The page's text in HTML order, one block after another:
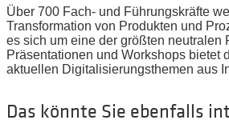
Über 700 Fach- und Führungskräfte
Transformation von Produkten und
es sich um eine der größten neutralen
Präsentationen und Workshops bietet
aktuellen Digitalisierungsthemen aus
Das könnte Sie ebenfalls